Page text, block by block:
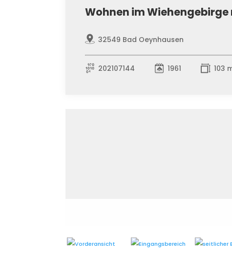
Wohnen im
32549 Bad Oeynhausen
202107144 1961 103